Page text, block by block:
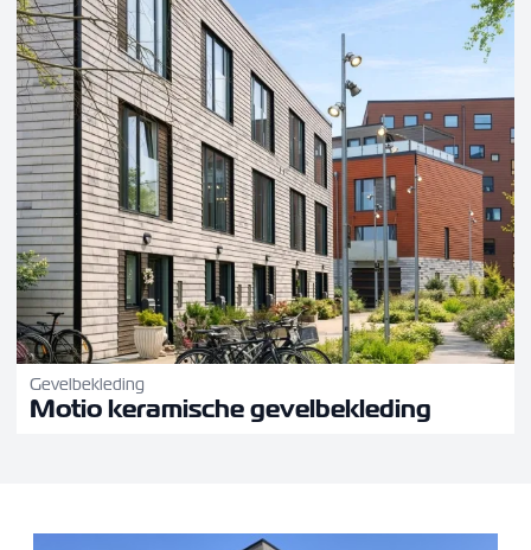
Gevelbekleding
Motio keramische gevelbekleding